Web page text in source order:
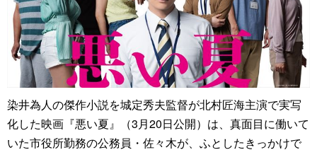
染井為人の傑作小説を城定秀夫監督が北村匠海主演で実写
化した映画『悪い夏』（3月20日公開）は、真面目に働いて
いた市役所勤務の公務員・佐々木が、ふとしたきっかけで